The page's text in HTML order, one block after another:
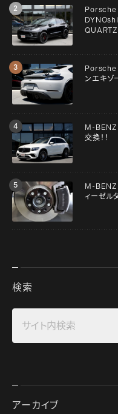
Porsche
Porsche
ンエキゾ
M-BENZ
交換！！
M-BENZ
ィーゼル
検索
アーカイブ